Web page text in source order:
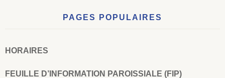
PAGES POPULAIRES
HORAIRES
FEUILLE D’INFORMATION PAROISSIALE (FIP)